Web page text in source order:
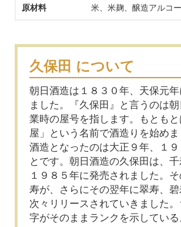
原材料 米、米麹、醸造アルコ
久保田 について
朝日酒造は１８３０年、天保元
ました。『久保田』と言うのは
業時の屋号を指します。もともと
屋」という名前で酒造りを始めま
酒造となったのは大正９年、１９
とです。朝日酒造の久保田は、
１９８５年に発売されました。
寿が、さらにその翌年に翠寿、碧
次々リリースされていきました
字がそのままランクを示している